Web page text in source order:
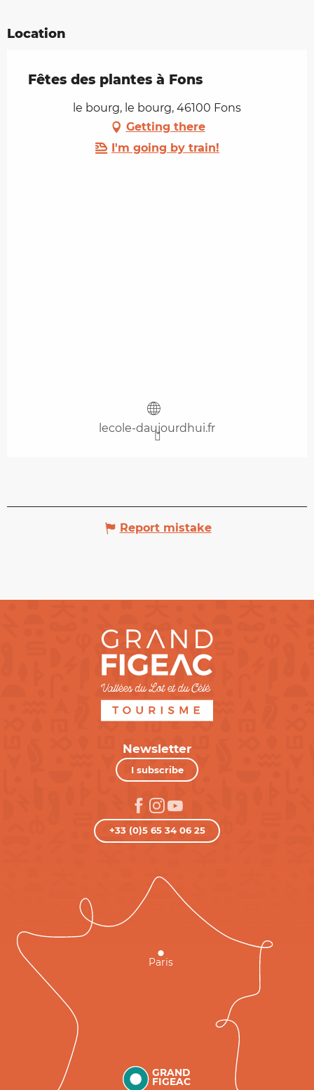
Location
Fêtes des plantes à Fons
le bourg, le bourg, 46100 Fons
Getting there
I'm going by train!
lecole-daujourdhui.fr
Report mistake
Newsletter
I subscribe
+33 (0)5 65 34 06 25
GRAND
FIGEAC
Paris